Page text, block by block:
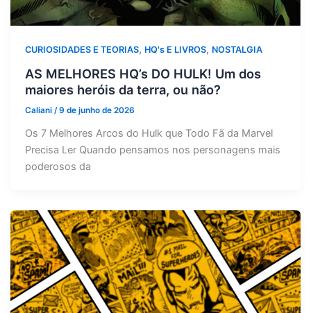
CURIOSIDADES E TEORIAS, HQ's E LIVROS, NOSTALGIA
AS MELHORES HQ’s DO HULK! Um dos
maiores heróis da terra, ou não?
Caliani/9 de junho de 2026
Os 7 Melhores Arcos do Hulk que Todo Fã da Marvel
Precisa Ler Quando pensamos nos personagens mais
poderosos da